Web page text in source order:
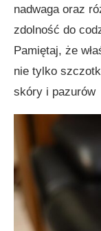
nadwaga oraz
zdolność do
Pamiętaj, że
nie tylko
skóry i pazurów